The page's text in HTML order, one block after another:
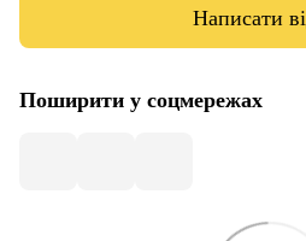
Написати
Поширити у соцмережах